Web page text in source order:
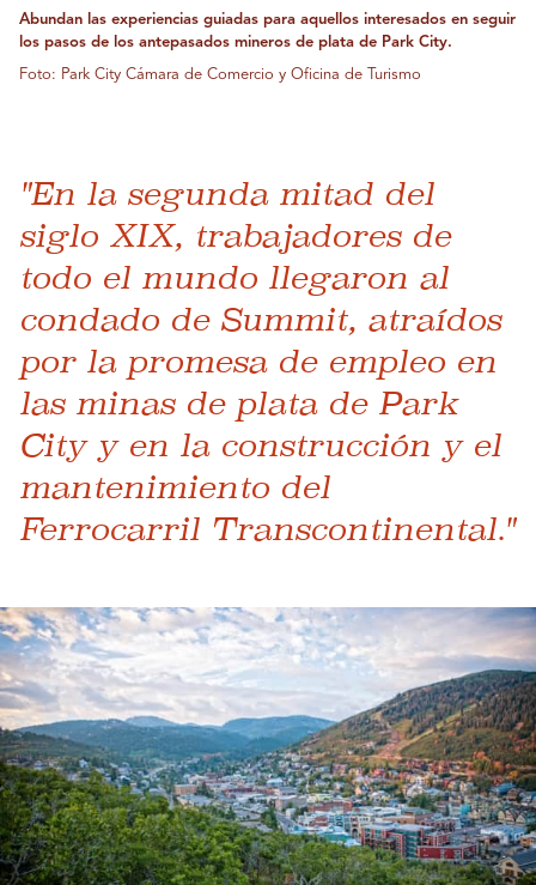
Abundan las experiencias guiadas para aquellos interesados ​​en seguir
los pasos de los antepasados ​​mineros de plata de Park City.
Foto: Park City Cámara de Comercio y Oficina de Turismo
"En la segunda mitad del
siglo XIX, trabajadores de
todo el mundo llegaron al
condado de Summit, atraídos
por la promesa de empleo en
las minas de plata de Park
City y en la construcción y el
mantenimiento del
Ferrocarril Transcontinental."